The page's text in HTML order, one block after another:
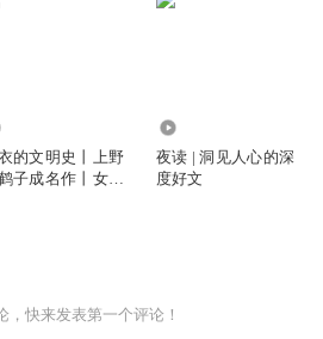
的文明史丨上野
子成名作丨女性
夜读 | 洞见人心的深
度好文
，快来发表第一个评论！